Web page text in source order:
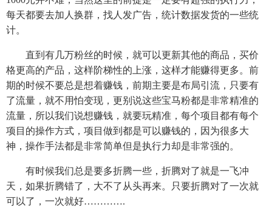
每天都要去加人换群，找人发广告，统计数据发货的一些统
计。
直到有几万粉丝的时候，就可以更新其他的商品，买价
格更高的产品，这样阶梯性的上涨，这样才能赚得更多。前
期的时候不要总是想着赚钱，前期主要是布局引流，只要有
了流量，就不用怕变现，更别说这些宝马粉都是非常精准的
流量，所以我们说想赚钱，就要玩精准，每个项目都有每个
项目的操作方式，项目做到都是可以赚钱的，因为很多大
神，操作手法都是非常简单但是执行力却是非常强的。
有时候我们总是要多折腾一些，折腾对了就是一飞冲
天，如果折腾错了，大不了从头再来。只要折腾对了一次就
可以了，一次就好………….